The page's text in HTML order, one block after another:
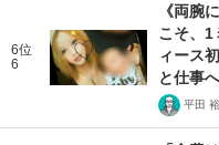
6位
6
《両腕
こそ、1
ィース
と仕事
平田